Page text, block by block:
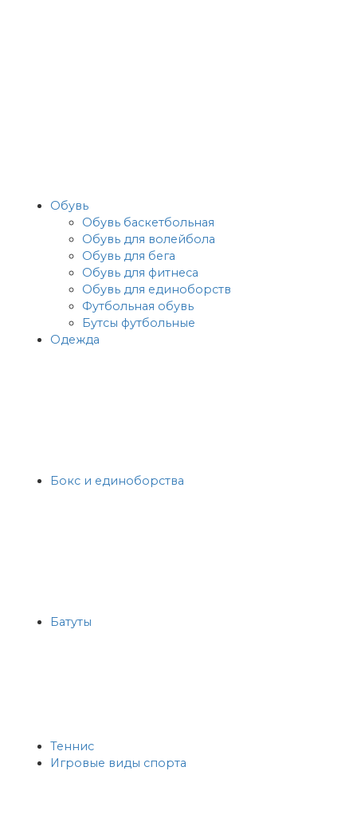
Обувь
Обувь баскетбольная
Обувь для волейбола
Обувь для бега
Обувь для фитнеса
Обувь для единоборств
Футбольная обувь
Бутсы футбольные
Одежда
Бокс и единоборства
Батуты
Теннис
Игровые виды спорта